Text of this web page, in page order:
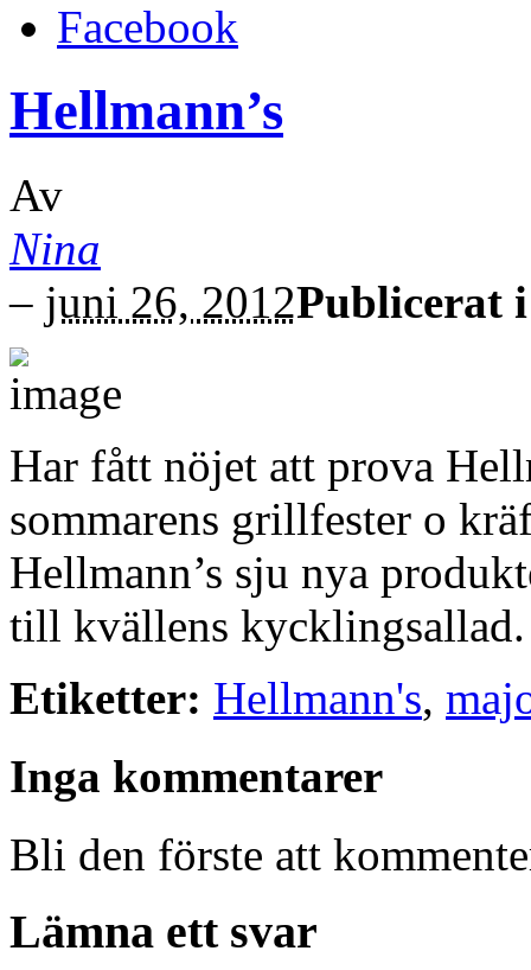
Facebook
Hellmann’s
Av
Nina
– juni 26, 2012Publicerat
Har fått nöjet att prova
sommarens grillfester o
Hellmann’s sju nya
till kvällens kycklingsallad.
Etiketter: Hellmann's,
Inga kommentarer
Bli den förste att
Lämna ett svar